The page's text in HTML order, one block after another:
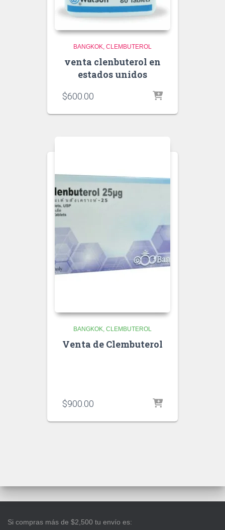
BANGKOK CLEMBUTEROL
venta clenbuterol en
estados unidos
$600.00
BANGKOK CLEMBUTEROL
Venta de Clembuterol
$900.00
Si compras más de $2,500 tu envío es: